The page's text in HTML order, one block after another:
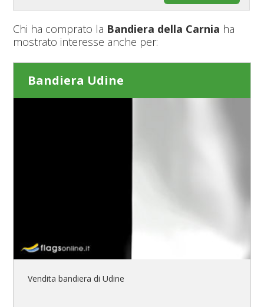
Chi ha comprato la Bandiera della Carnia ha
mostrato interesse anche per:
Bandiera Udine
Vendita bandiera di Udine